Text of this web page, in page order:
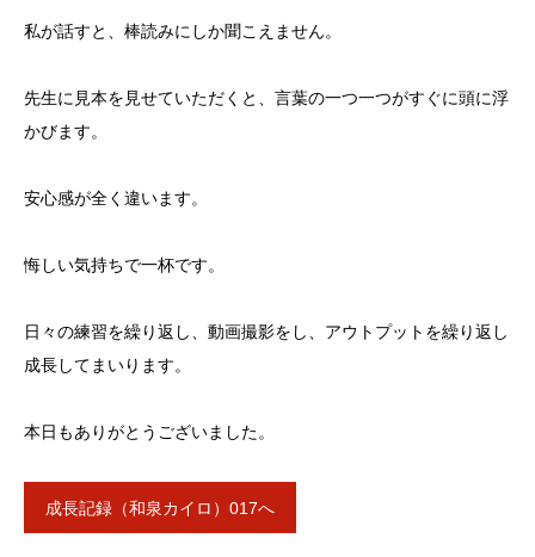
私が話すと、棒読みにしか聞こえません。
先生に見本を見せていただくと、言葉の一つ一つがすぐに頭に浮
かびます。
安心感が全く違います。
悔しい気持ちで一杯です。
日々の練習を繰り返し、動画撮影をし、アウトプットを繰り返し
成長してまいります。
本日もありがとうございました。
成長記録（和泉カイロ）017へ